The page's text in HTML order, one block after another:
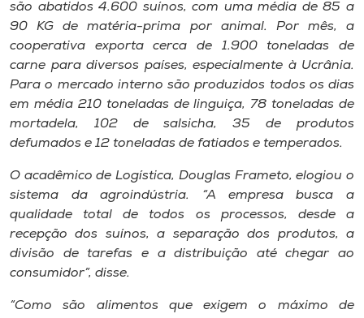
são abatidos 4.600 suínos, com uma média de 85 a
90 KG de matéria-prima por animal. Por mês, a
cooperativa exporta cerca de 1.900 toneladas de
carne para diversos países, especialmente à Ucrânia.
Para o mercado interno são produzidos todos os dias
em média 210 toneladas de linguiça, 78 toneladas de
mortadela, 102 de salsicha, 35 de produtos
defumados e 12 toneladas de fatiados e temperados.
O acadêmico de Logística, Douglas Frameto, elogiou o
sistema da agroindústria. “A empresa busca a
qualidade total de todos os processos, desde a
recepção dos suínos, a separação dos produtos, a
divisão de tarefas e a distribuição até chegar ao
consumidor”, disse.
“Como são alimentos que exigem o máximo de